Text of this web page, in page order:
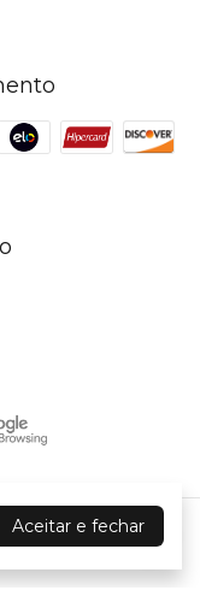
Aceitar e fechar